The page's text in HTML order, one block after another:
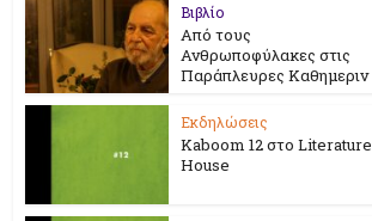
Βιβλίο
Από τους
Ανθρωποφύλακες στις
Παράπλευρες Καθημεριν
Εκδηλώσεις
Kaboom 12 στο Literature
House